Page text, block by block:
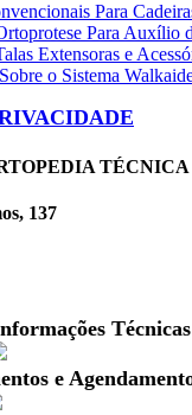
Para
Para Auxílio
Extensoras e
o Sistema
TÉCNICA
137
Técnicas
e